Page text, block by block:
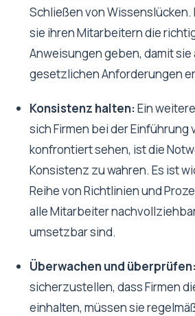
Schließen von Wissenslücken.
sie ihren Mitarbeitern die
Anweisungen geben, damit sie
gesetzlichen Anforderungen
Konsistenz halten:Ein
sich Firmen bei der Einführung
konfrontiert sehen, ist die
Konsistenz zu wahren. Es ist
Reihe von Richtlinien und
alle Mitarbeiter
umsetzbar sind.
Überwachen und überprüfen:
sicherzustellen, dass Firmen
einhalten, müssen sie